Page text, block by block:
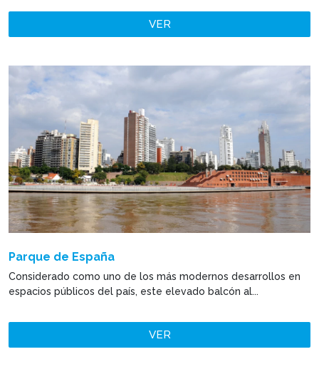
VER
Parque de España
Considerado como uno de los más modernos desarrollos en
espacios públicos del país, este elevado balcón al...
VER